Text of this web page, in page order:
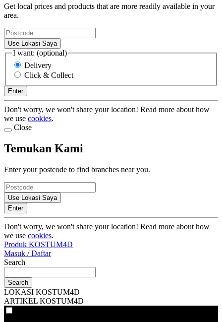
Get local prices and products that are more readily available in your
area.
Use Lokasi Saya
I want: (optional)
Delivery
Click & Collect
Enter
Don't worry, we won't share your location! Read more about how
we use cookies.
Close
Temukan Kami
Enter your postcode to find branches near you.
Use Lokasi Saya
Enter
Don't worry, we won't share your location! Read more about how
we use cookies.
Produk KOSTUM4D
Masuk / Daftar
Search
Search
LOKASI KOSTUM4D
ARTIKEL KOSTUM4D